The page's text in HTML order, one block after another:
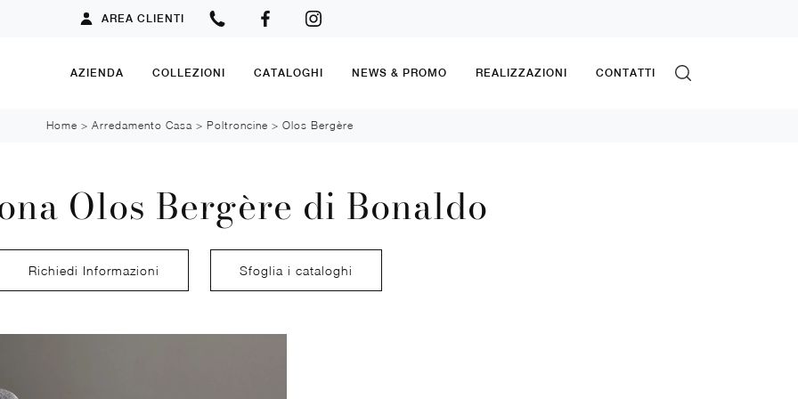
AREA CLIENTI
AZIENDA COLLEZIONI CATALOGHI NEWS & PROMO REALIZZAZIONI CONTATTI
Home > Arredamento Casa > Poltroncine > Olos Bergère
Olos Bergère di Bonaldo
Richiedi Informazioni Sfoglia i cataloghi